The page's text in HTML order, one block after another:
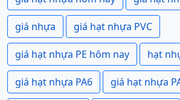
giá nhựa giá hạt nhựa PVC
giá hạt nhựa PE hôm nay hạt
giá hạt nhựa PA6 giá hạt nhựa